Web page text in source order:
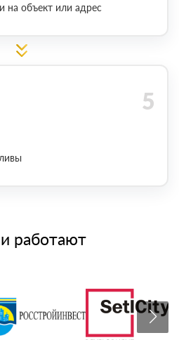
на объект или адрес
работают